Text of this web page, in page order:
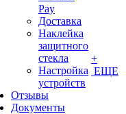
Pay
Доставка
Наклейка
защитного
стекла
Настройка
устройств
Отзывы
Документы
+
ЕЩЕ